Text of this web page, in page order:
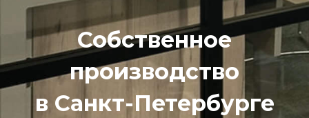
Собственное
производство
в Санкт-Петербурге